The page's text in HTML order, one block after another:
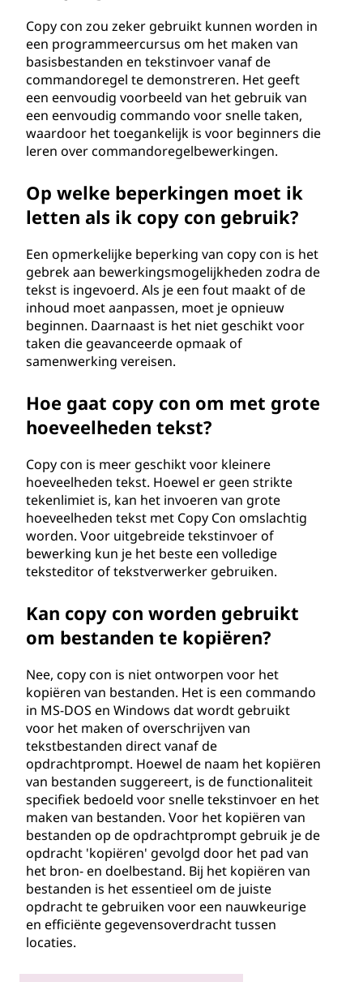
Copy con zou zeker gebruikt kunnen worden in
een programmeercursus om het maken van
basisbestanden en tekstinvoer vanaf de
commandoregel te demonstreren. Het geeft
een eenvoudig voorbeeld van het gebruik van
een eenvoudig commando voor snelle taken,
waardoor het toegankelijk is voor beginners die
leren over commandoregelbewerkingen.
Op welke beperkingen moet ik
letten als ik copy con gebruik?
Een opmerkelijke beperking van copy con is het
gebrek aan bewerkingsmogelijkheden zodra de
tekst is ingevoerd. Als je een fout maakt of de
inhoud moet aanpassen, moet je opnieuw
beginnen. Daarnaast is het niet geschikt voor
taken die geavanceerde opmaak of
samenwerking vereisen.
Hoe gaat copy con om met grote
hoeveelheden tekst?
Copy con is meer geschikt voor kleinere
hoeveelheden tekst. Hoewel er geen strikte
tekenlimiet is, kan het invoeren van grote
hoeveelheden tekst met Copy Con omslachtig
worden. Voor uitgebreide tekstinvoer of
bewerking kun je het beste een volledige
teksteditor of tekstverwerker gebruiken.
Kan copy con worden gebruikt
om bestanden te kopiëren?
Nee, copy con is niet ontworpen voor het
kopiëren van bestanden. Het is een commando
in MS-DOS en Windows dat wordt gebruikt
voor het maken of overschrijven van
tekstbestanden direct vanaf de
opdrachtprompt. Hoewel de naam het kopiëren
van bestanden suggereert, is de functionaliteit
specifiek bedoeld voor snelle tekstinvoer en het
maken van bestanden. Voor het kopiëren van
bestanden op de opdrachtprompt gebruik je de
opdracht 'kopiëren' gevolgd door het pad van
het bron- en doelbestand. Bij het kopiëren van
bestanden is het essentieel om de juiste
opdracht te gebruiken voor een nauwkeurige
en efficiënte gegevensoverdracht tussen
locaties.